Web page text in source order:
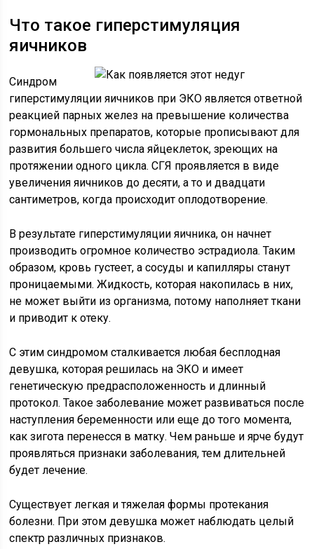
Что такое гиперстимуляция
яичников
Синдром
гиперстимуляции яичников при ЭКО является ответной
реакцией парных желез на превышение количества
гормональных препаратов, которые прописывают для
развития большего числа яйцеклеток, зреющих на
протяжении одного цикла. СГЯ проявляется в виде
увеличения яичников до десяти, а то и двадцати
сантиметров, когда происходит оплодотворение.
В результате гиперстимуляции яичника, он начнет
производить огромное количество эстрадиола. Таким
образом, кровь густеет, а сосуды и капилляры станут
проницаемыми. Жидкость, которая накопилась в них,
не может выйти из организма, потому наполняет ткани
и приводит к отеку.
С этим синдромом сталкивается любая бесплодная
девушка, которая решилась на ЭКО и имеет
генетическую предрасположенность и длинный
протокол. Такое заболевание может развиваться после
наступления беременности или еще до того момента,
как зигота перенесся в матку. Чем раньше и ярче будут
проявляться признаки заболевания, тем длительней
будет лечение.
Существует легкая и тяжелая формы протекания
болезни. При этом девушка может наблюдать целый
спектр различных признаков.